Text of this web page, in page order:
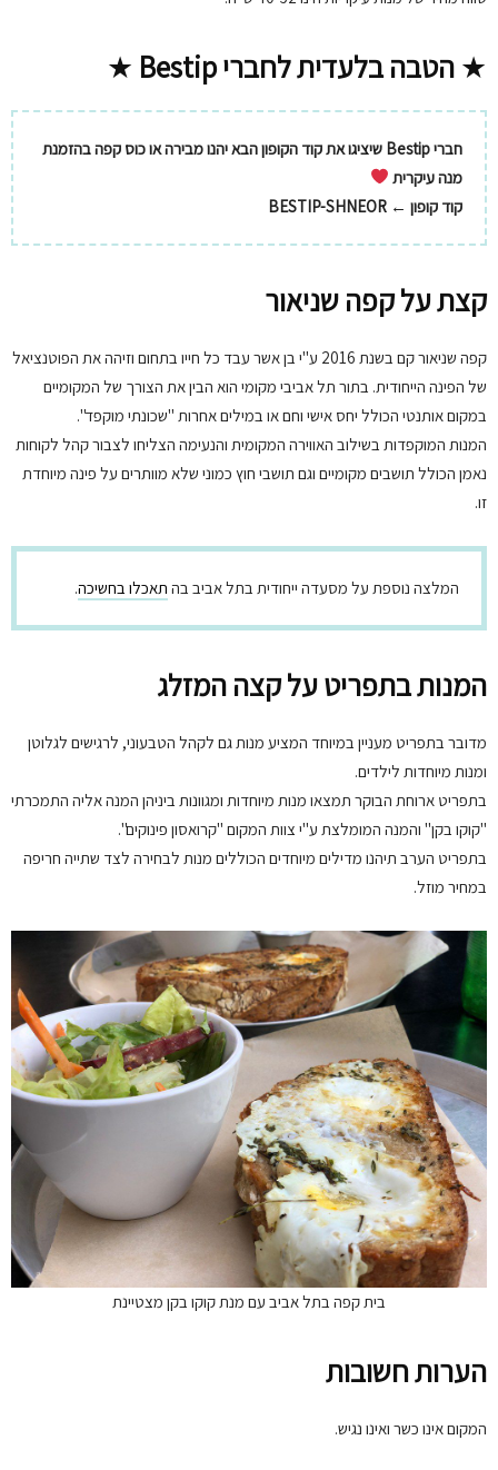
★הטבה בלעדית לחברי Bestip ★
חברי Bestip שיציגו את קוד הקופון הבא יהנו מבירה או כוס קפה בהזמנת
מנה עיקרית
קוד קופון ← BESTIP-SHNEOR
קצת על קפה שניאור
קפה שניאור קם בשנת 2016 ע"י בן אשר עבד כל חייו בתחום וזיהה את הפוטנציאל
של הפינה הייחודית. בתור תל אביבי מקומי הוא הבין את הצורך של המקומיים
במקום אותנטי הכולל יחס אישי וחם או במילים אחרות "שכונתי מוקפד".
המנות המוקפדות בשילוב האווירה המקומית והנעימה הצליחו לצבור קהל לקוחות
נאמן הכולל תושבים מקומיים וגם תושבי חוץ כמוני שלא מוותרים על פינה מיוחדת
זו.
המלצה נוספת על מסעדה ייחודית בתל אביב בה תאכלו בחשיכה.
המנות בתפריט על קצה המזלג
מדובר בתפריט מעניין במיוחד המציע מנות גם לקהל הטבעוני, לרגישים לגלוטן
ומנות מיוחדות לילדים.
בתפריט ארוחת הבוקר תמצאו מנות מיוחדות ומגוונות ביניהן המנה אליה התמכרתי
"קוקו בקן" והמנה המומלצת ע"י צוות המקום "קרואסון פינוקים".
בתפריט הערב תיהנו מדילים מיוחדים הכוללים מנות לבחירה לצד שתייה חריפה
במחיר מוזל.
בית קפה בתל אביב עם מנת קוקו בקן מצטיינת
הערות חשובות
המקום אינו כשר ואינו נגיש.